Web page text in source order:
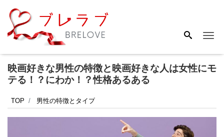
映画好きな男性の特徴と映画好きな人は女性にモ
テる！？にわか！？性格あるある
TOP 男性の特徴とタイプ